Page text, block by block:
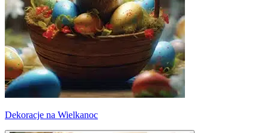
Dekoracje na Wielkanoc